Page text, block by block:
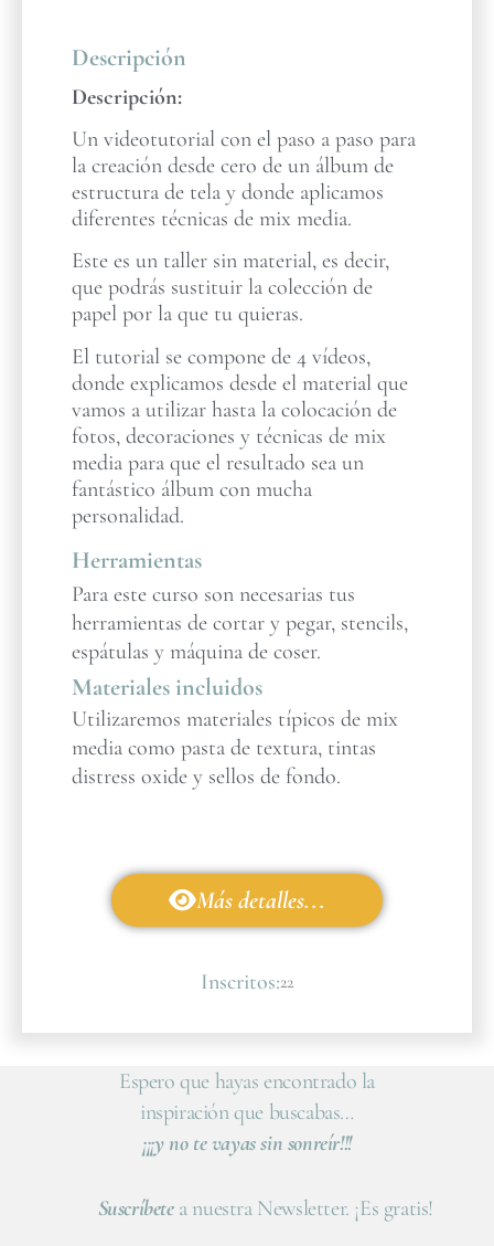
Descripción
Descripción:
Un videotutorial con el paso a paso para
la creación desde cero de un álbum de
estructura de tela y donde aplicamos
diferentes técnicas de mix media.
Este es un taller sin material, es decir,
que podrás sustituir la colección de
papel por la que tu quieras.
El tutorial se compone de 4 vídeos,
donde explicamos desde el material que
vamos a utilizar hasta la colocación de
fotos, decoraciones y técnicas de mix
media para que el resultado sea un
fantástico álbum con mucha
personalidad.
Herramientas
Para este curso son necesarias tus
herramientas de cortar y pegar, stencils,
espátulas y máquina de coser.
Materiales incluidos
Utilizaremos materiales típicos de mix
media como pasta de textura, tintas
distress oxide y sellos de fondo.
Más detalles...
Inscritos:22
Espero que hayas encontrado la
inspiración que buscabas…
¡¡¡y no te vayas sin sonreír!!!
Suscríbetea nuestra Newsletter. ¡Es gratis!